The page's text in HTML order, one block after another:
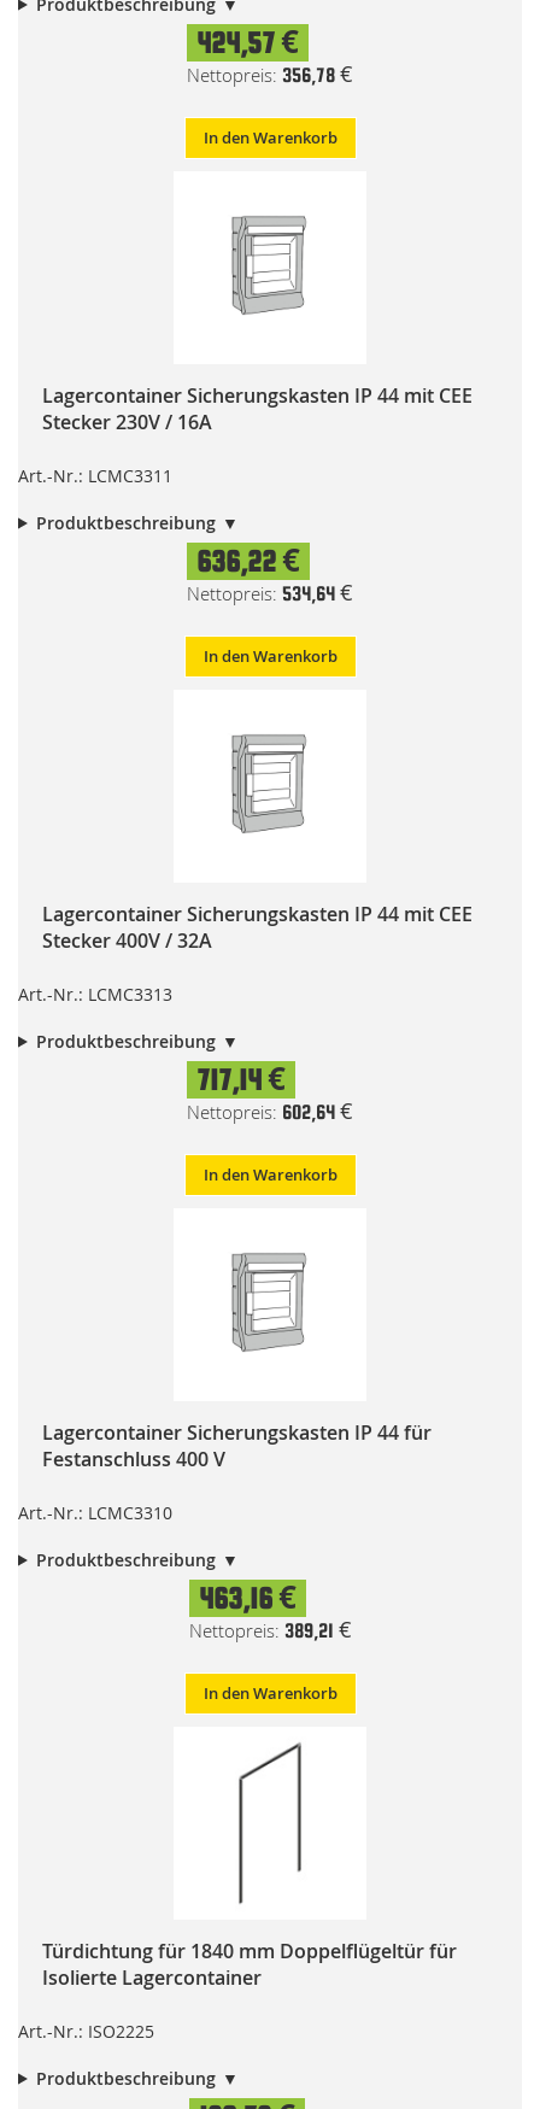
424,57 €
356,78 €
In den Warenkorb
Lagercontainer Sicherungskasten IP 44 mit CEE
Stecker 230V / 16A
Art.-Nr.: LCMC3311
Produktbeschreibung
636,22 €
534,64 €
In den Warenkorb
Lagercontainer Sicherungskasten IP 44 mit CEE
Stecker 400V / 32A
Art.-Nr.: LCMC3313
Produktbeschreibung
717,14 €
602,64 €
In den Warenkorb
Lagercontainer Sicherungskasten IP 44 für
Festanschluss 400 V
Art.-Nr.: LCMC3310
Produktbeschreibung
463,16 €
389,21 €
In den Warenkorb
Türdichtung für 1840 mm Doppelflügeltür für
Isolierte Lagercontainer
Art.-Nr.: ISO2225
Produktbeschreibung